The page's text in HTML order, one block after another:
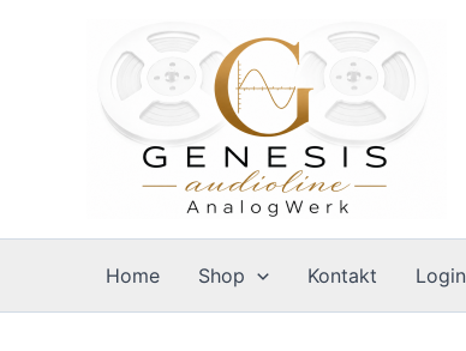
Home Shop Kontakt Login